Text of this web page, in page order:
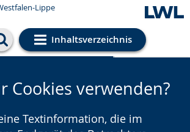
Lippe
Inhaltsverzeichnis
Einstellungen
Cookies verwenden?
Textinformation, die im